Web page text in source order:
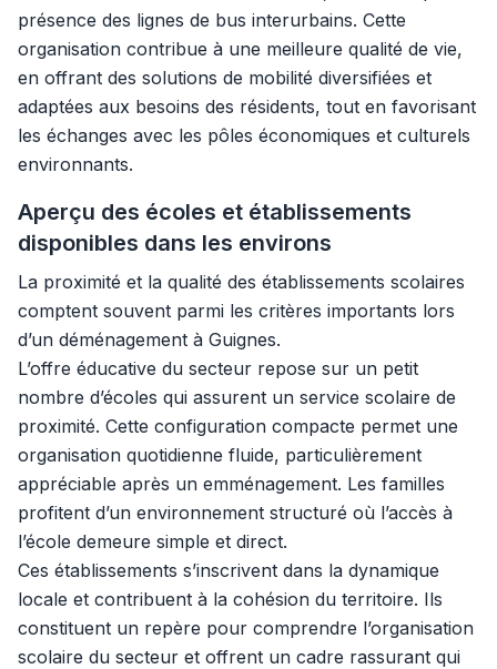
présence des lignes de bus interurbains. Cette
organisation contribue à une meilleure qualité de vie,
en offrant des solutions de mobilité diversifiées et
adaptées aux besoins des résidents, tout en favorisant
les échanges avec les pôles économiques et culturels
environnants.
Aperçu des écoles et établissements
disponibles dans les environs
La proximité et la qualité des établissements scolaires
comptent souvent parmi les critères importants lors
d’un déménagement à Guignes.
L’offre éducative du secteur repose sur un petit
nombre d’écoles qui assurent un service scolaire de
proximité. Cette configuration compacte permet une
organisation quotidienne fluide, particulièrement
appréciable après un emménagement. Les familles
profitent d’un environnement structuré où l’accès à
l’école demeure simple et direct.
Ces établissements s’inscrivent dans la dynamique
locale et contribuent à la cohésion du territoire. Ils
constituent un repère pour comprendre l’organisation
scolaire du secteur et offrent un cadre rassurant qui